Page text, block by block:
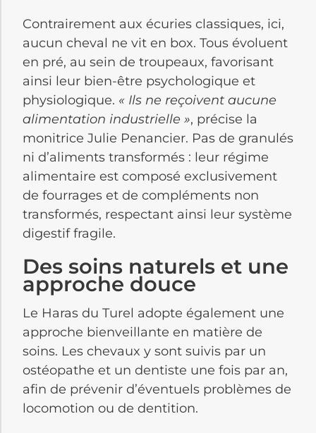
Contrairement aux écuries classiques, ici,
aucun cheval ne vit en box. Tous évoluent
en pré, au sein de troupeaux, favorisant
ainsi leur bien-être psychologique et
physiologique. « Ils ne reçoivent aucune
alimentation industrielle », précise la
monitrice Julie Penancier. Pas de granulés
ni d’aliments transformés : leur régime
alimentaire est composé exclusivement
de fourrages et de compléments non
transformés, respectant ainsi leur système
digestif fragile.
Des soins naturels et une
approche douce
Le Haras du Turel adopte également une
approche bienveillante en matière de
soins. Les chevaux y sont suivis par un
ostéopathe et un dentiste une fois par an,
afin de prévenir d’éventuels problèmes de
locomotion ou de dentition.